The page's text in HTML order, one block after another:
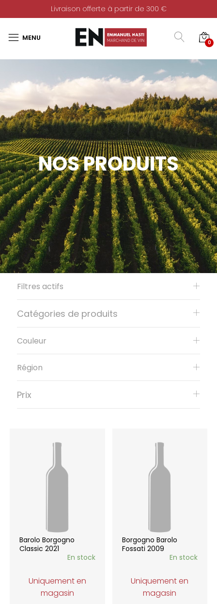
Livraison offerte à partir de 300 €
0
NOS PRODUITS
Barolo Borgogno
Classic 2021
En stock
Uniquement en
magasin
Borgogno Barolo
Fossati 2009
En stock
Uniquement en
magasin
Filtres actifs
Catégories de produits
Couleur
Région
Prix